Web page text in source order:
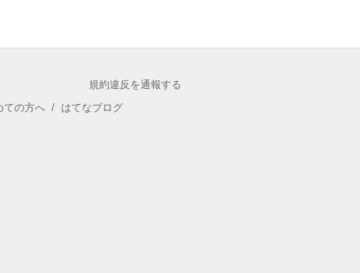
規約違反を通報する
ての方へ / はてなブログ